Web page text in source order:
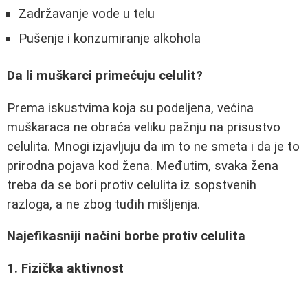
Zadržavanje vode u telu
Pušenje i konzumiranje alkohola
Da li muškarci primećuju celulit?
Prema iskustvima koja su podeljena, većina
muškaraca ne obraća veliku pažnju na prisustvo
celulita. Mnogi izjavljuju da im to ne smeta i da je to
prirodna pojava kod žena. Međutim, svaka žena
treba da se bori protiv celulita iz sopstvenih
razloga, a ne zbog tuđih mišljenja.
Najefikasniji načini borbe protiv celulita
1. Fizička aktivnost